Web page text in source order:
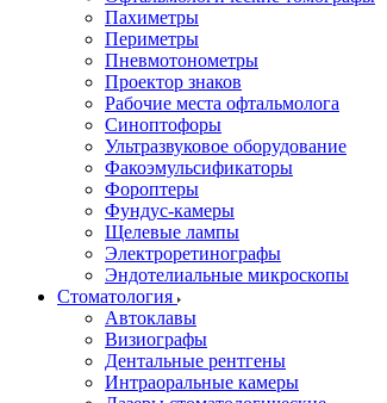
Пахиметры
Периметры
Пневмотонометры
Проектор знаков
Рабочие места офтальмолога
Синоптофоры
Ультразвуковое оборудование
Факоэмульсификаторы
Фороптеры
Фундус-камеры
Щелевые лампы
Электроретинографы
Эндотелиальные микроскопы
Стоматология
Автоклавы
Визиографы
Дентальные рентгены
Интраоральные камеры